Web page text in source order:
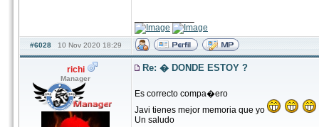
#6028 10 Nov 2020 18:29
richi
Manager
Re: � DONDE ESTOY ?
Es correcto compa�ero
Javi tienes mejor memoria que yo
Un saludo